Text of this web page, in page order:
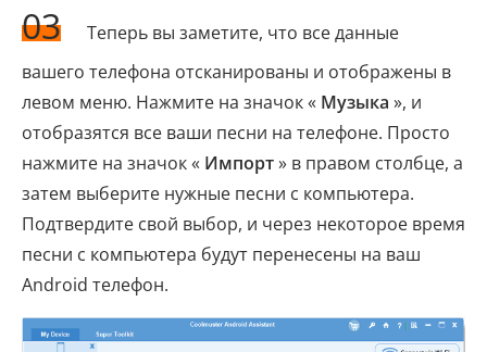
03
Теперь вы заметите, что все данные
вашего телефона отсканированы и отображены в
левом меню. Нажмите на значок « Музыка », и
отобразятся все ваши песни на телефоне. Просто
нажмите на значок « Импорт» в правом столбце, а
затем выберите нужные песни с компьютера.
Подтвердите свой выбор, и через некоторое время
песни с компьютера будут перенесены на ваш
Android телефон.